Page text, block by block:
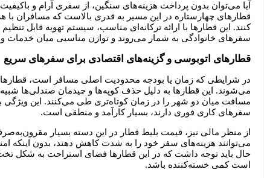
آیا می‌توان بدون پرداخت هزینه‌های سنگین، از سفری آرام و
قطارهای چهارستاره در این مسیر به قدری بالاست که مسافران با
کنند. این قطارها با ارائه ترکانه‌ای مناسب، سیستم تهویه قابل
سفرهای خانوادگی به شمار می‌روند و توازن مناسبی میان خدمات و
قطارهای اتوبوسی و گزینه‌های اقتصادی برای سفرهای سریع
در شرایطی که زمان یا بودجه محدودیت اصلی مسافر است،
می‌شوند. این قطارها به دلیل حذف کوپه‌ها و چیدمان صندلی‌ها شبیه
مسافت میان دو شهر را در زمان کوتاه‌تری طی می‌کنند. این ویژگی
سفرهای کاری فوری دارند، بسیار کارآمد و منطقی است.
از منظر مالی نیز، قیمت بلیط قطار در این دسته بسیار
می‌توانند هزینه‌های سفر خود را به شدت کاهش دهند، بدون اینکه
حال باید توجه داشت که در این قطارها فضای استراحت به شکل
است کمی خسته‌کننده باشد.